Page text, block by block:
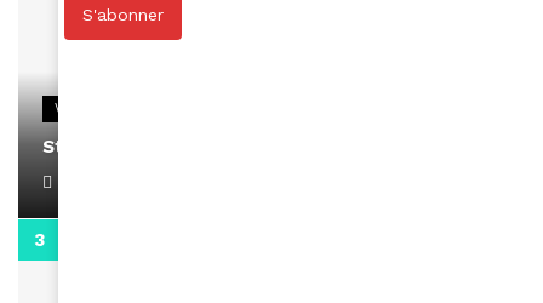
VIDEOS
Stacy passe un message
S'abonner